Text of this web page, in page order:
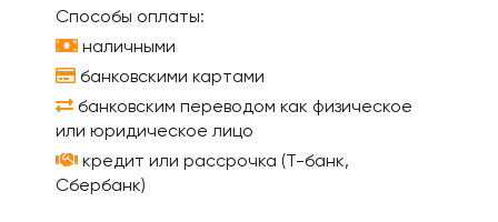
Способы оплаты:
наличными
банковскими картами
банковским переводом как физическое
или юридическое лицо
кредит или рассрочка (Т-банк,
Сбербанк)